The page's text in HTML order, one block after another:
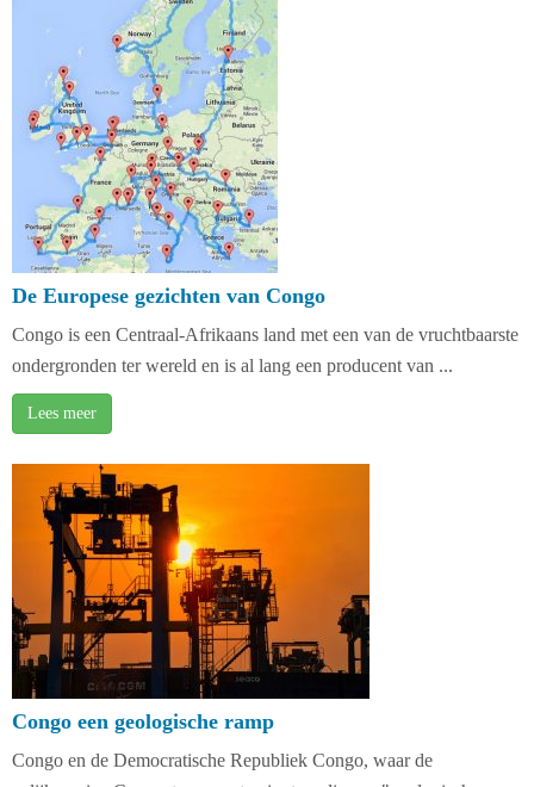
De Europese gezichten van Congo
Congo is een Centraal-Afrikaans land met een van de vruchtbaarste
ondergronden ter wereld en is al lang een producent van ...
Lees meer
Congo een geologische ramp
Congo en de Democratische Republiek Congo, waar de